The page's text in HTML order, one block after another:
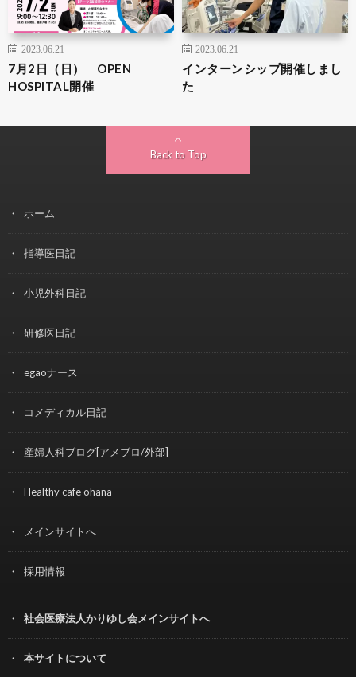
2023.06.21
7月2日（日） OPEN
HOSPITAL開催
2023.06.21
インターンシップ開催しまし
た
Back to Top
ホーム
指導医日記
小児外科日記
研修医日記
egaoナース
コメディカル日記
産婦人科ブログ[アメブロ/外部]
Healthy cafe ohana
メインサイトへ
採用情報
社会医療法人かりゆし会メインサイトへ
本サイトについて